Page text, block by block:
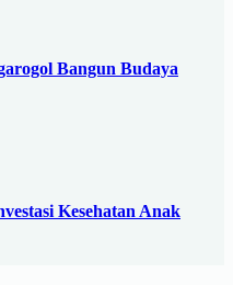
Bangun Budaya
Kesehatan Anak